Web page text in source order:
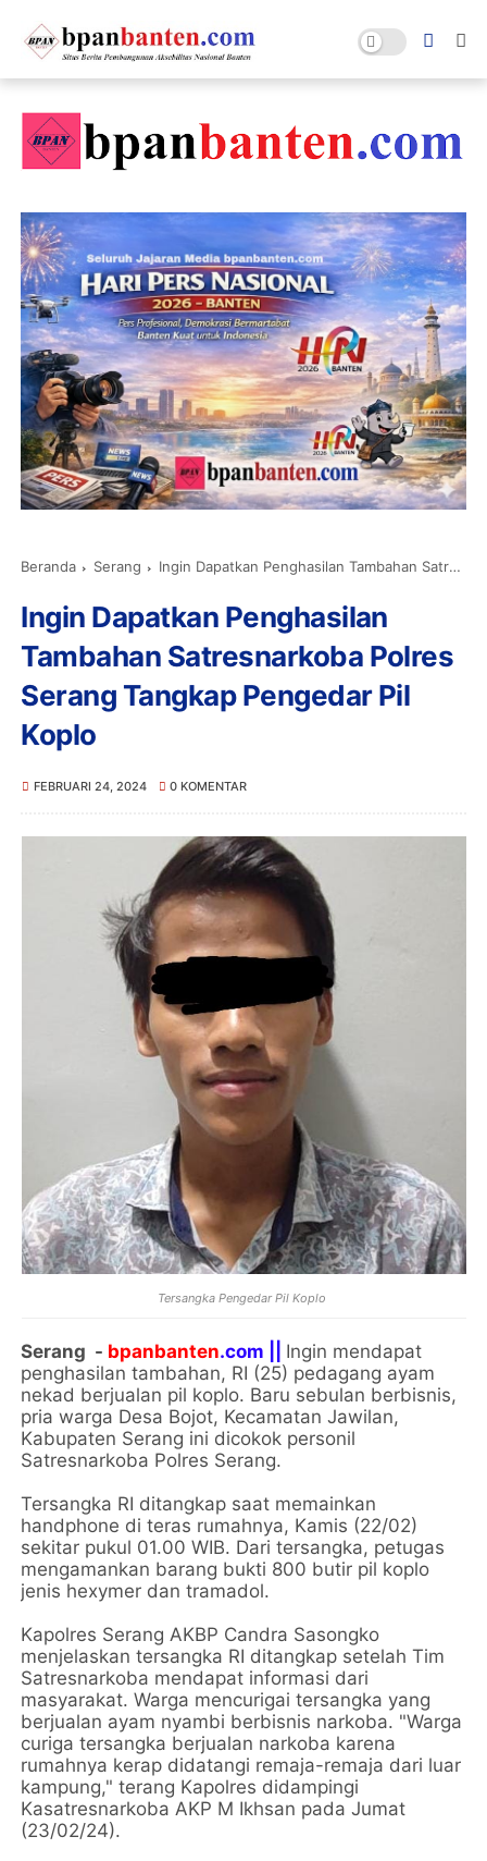
Beranda Serang Ingin Dapatkan Penghasilan Tambahan Satresnarkoba Polres Serang Tangkap Pengedar Pil Koplo
Ingin Dapatkan Penghasilan
Tambahan Satresnarkoba Polres
Serang Tangkap Pengedar Pil
Koplo
FEBRUARI 24, 2024 0 KOMENTAR
Tersangka Pengedar Pil Koplo
Serang - bpanbanten.com || Ingin mendapat
penghasilan tambahan, RI (25) pedagang ayam
nekad berjualan pil koplo. Baru sebulan berbisnis,
pria warga Desa Bojot, Kecamatan Jawilan,
Kabupaten Serang ini dicokok personil
Satresnarkoba Polres Serang.
Tersangka RI ditangkap saat memainkan
handphone di teras rumahnya, Kamis (22/02)
sekitar pukul 01.00 WIB. Dari tersangka, petugas
mengamankan barang bukti 800 butir pil koplo
jenis hexymer dan tramadol.
Kapolres Serang AKBP Candra Sasongko
menjelaskan tersangka RI ditangkap setelah Tim
Satresnarkoba mendapat informasi dari
masyarakat. Warga mencurigai tersangka yang
berjualan ayam nyambi berbisnis narkoba. "Warga
curiga tersangka berjualan narkoba karena
rumahnya kerap didatangi remaja-remaja dari luar
kampung," terang Kapolres didampingi
Kasatresnarkoba AKP M Ikhsan pada Jumat
(23/02/24).